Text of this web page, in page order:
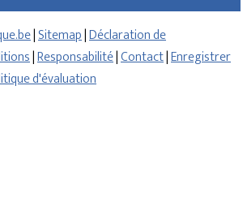
|Sitemap|Déclaration de
|Responsabilité|Contact|Enregistrer
d'évaluation